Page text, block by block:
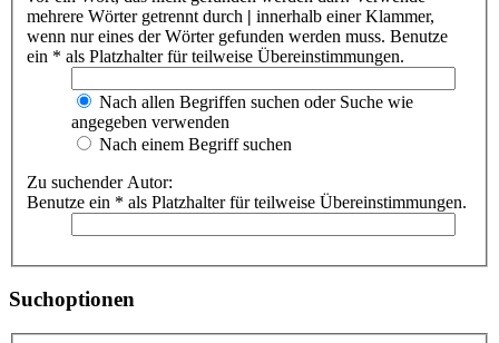
mehrere Wörter getrennt durch | innerhalb einer Klammer,
wenn nur eines der Wörter gefunden werden muss. Benutze
ein * als Platzhalter für teilweise Übereinstimmungen.
Nach allen Begriffen suchen oder Suche wie
angegeben verwenden
Nach einem Begriff suchen
Zu suchender Autor:
Benutze ein * als Platzhalter für teilweise Übereinstimmungen.
Suchoptionen